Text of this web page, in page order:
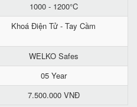
1000 - 1200°C
Khoá Điện Tử - Tay Cầm
WELKO Safes
05 Year
7.500.000 VNĐ